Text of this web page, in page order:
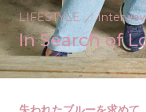
LIFESTYLE ／
In Search of